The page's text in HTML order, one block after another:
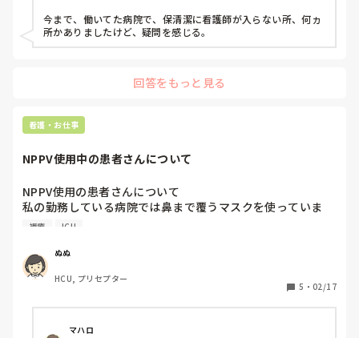
配膳と下膳
これを1〜2人でやってるらしい。
バイタル測って創部処置や褥瘡処置
食介
記録
受け持ちってそんなに大変？
時間外になるくらい？？
オペ室忙しい時は手伝いにこんのに？
私が別の病院だけど病棟看護師している時は清潔援助も陰部
洗浄もオムツ交換2回もちゃんとまわれる時間作って記録含
めて定時で終わってたのに。
今まで、働いてた病院で、保清潔に看護師が入らない所、何ヵ
所かありましたけど、疑問を感じる。
回答をもっと見る
看護・お仕事
NPPV使用中の患者さんについて
NPPV使用の患者さんについて
私の勤務している病院では鼻まで覆うマスクを使っていま
す。大体2-3日で外れるとこが多いのですが、7-8割で必ず鼻
適宜外して徐圧していますが少し外すだけで呼吸状態が悪く
なってしまう患者さんが多いです
皮膚損傷予防目的で褥瘡発生予防のカイゲンシートやエスア
新しいマスクの導入の話もありますが、決まってはいません
他病院で行ってる予防策ありましたら知りたいです
褥瘡 ICU
ぬぬ
HCU, プリセプター
5 ・ 02/17
マハロ